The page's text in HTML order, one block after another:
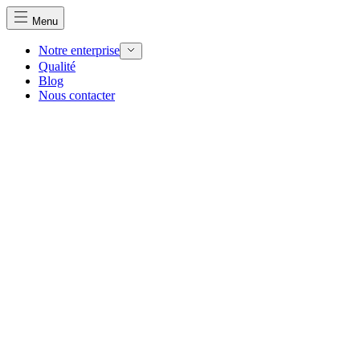
Menu
Notre enterprise
Qualité
Blog
Nous contacter